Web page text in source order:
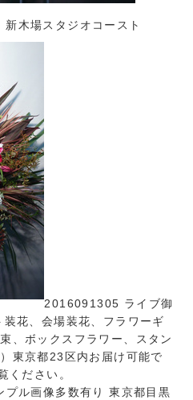
木場スタジオコースト
2016091305 ライブ御
花、会場装花、フラワーギ
、ボックスフラワー、スタン
東京都23区内お届け可能で
ください。
ル画像多数有り 東京都目黒